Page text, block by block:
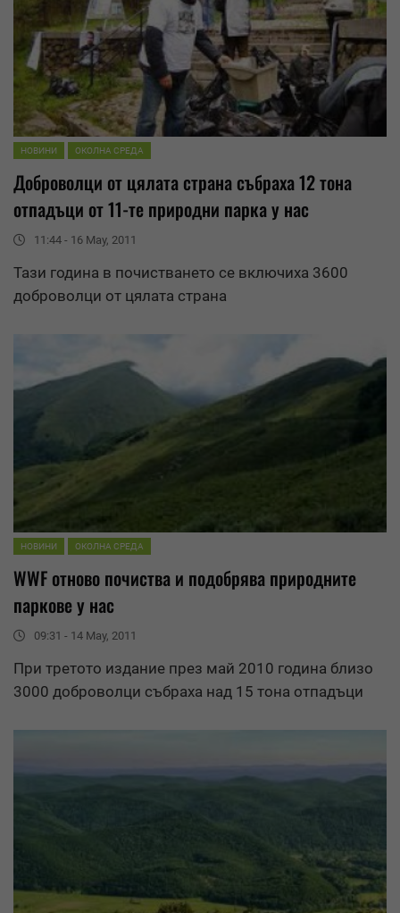
НОВИНИ ОКОЛНА СРЕДА
Доброволци от цялата страна събраха 12 тона
отпадъци от 11-те природни парка у нас
11:44 - 16 May, 2011
Тази година в почистването се включиха 3600
доброволци от цялата страна
НОВИНИ ОКОЛНА СРЕДА
WWF отново почиства и подобрява природните
паркове у нас
09:31 - 14 May, 2011
При третото издание през май 2010 година близо
3000 доброволци събраха над 15 тона отпадъци